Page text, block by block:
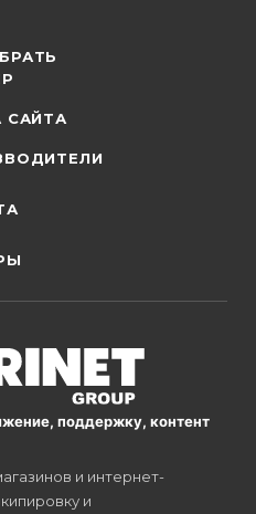
САЙТА
поддержку, контент
и интернет-
и